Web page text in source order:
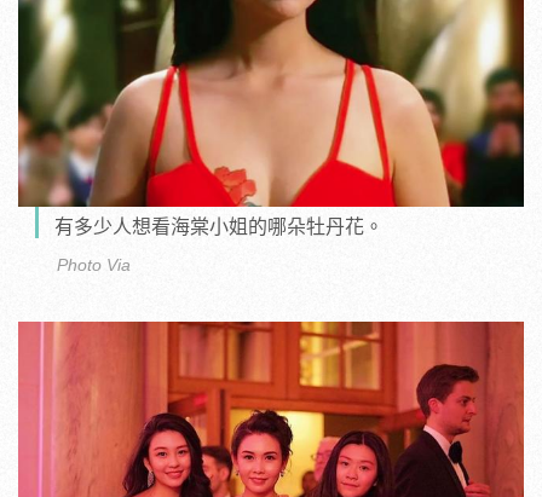
有多少人想看海棠小姐的哪朵牡丹花。
Photo Via